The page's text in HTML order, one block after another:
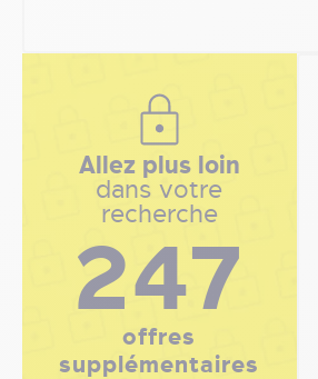
Allez plus loin
dans votre
recherche
247
offres
supplémentaires